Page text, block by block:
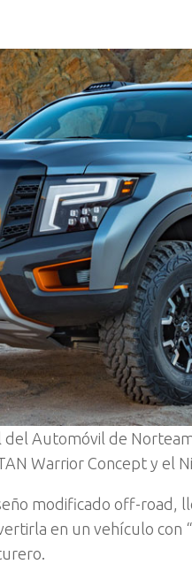
del Automóvil de
Warrior Concept y el
modificado off-road,
en un vehículo con